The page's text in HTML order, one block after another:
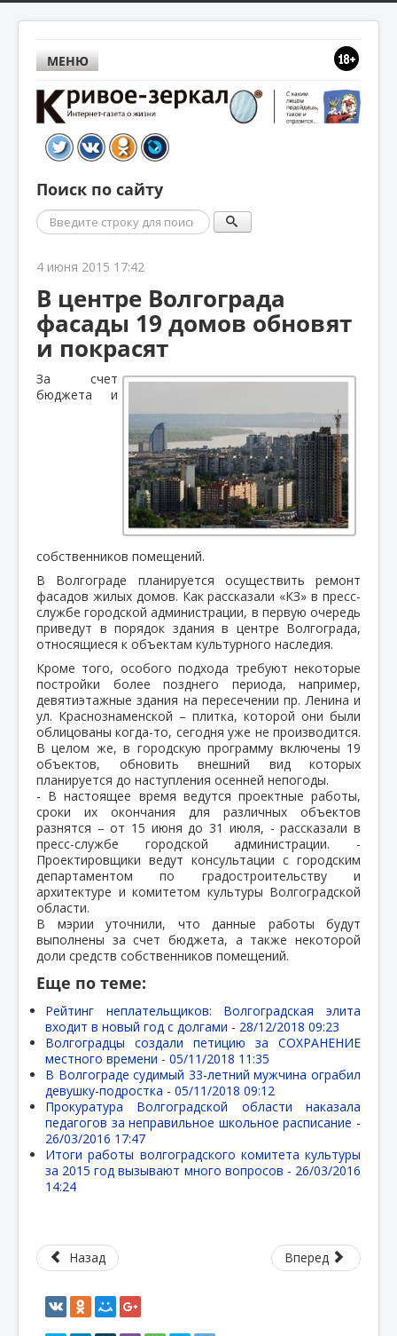
МЕНЮ
Поиск по сайту
Поиск
4 июня 2015 17:42
В центре Волгограда
фасады 19 домов обновят
и покрасят
За счет
бюджета и
собственников помещений.
В Волгограде планируется осуществить ремонт
фасадов жилых домов. Как рассказали «КЗ» в пресс-
службе городской администрации, в первую очередь
приведут в порядок здания в центре Волгограда,
относящиеся к объектам культурного наследия.
Кроме того, особого подхода требуют некоторые
постройки более позднего периода, например,
девятиэтажные здания на пересечении пр. Ленина и
ул. Краснознаменской – плитка, которой они были
облицованы когда-то, сегодня уже не производится.
В целом же, в городскую программу включены 19
объектов, обновить внешний вид которых
планируется до наступления осенней непогоды.
- В настоящее время ведутся проектные работы,
сроки их окончания для различных объектов
разнятся – от 15 июня до 31 июля, - рассказали в
пресс-службе городской администрации. -
Проектировщики ведут консультации с городским
департаментом по градостроительству и
архитектуре и комитетом культуры Волгоградской
области.
В мэрии уточнили, что данные работы будут
выполнены за счет бюджета, а также некоторой
доли средств собственников помещений.
Еще по теме:
Рейтинг неплательщиков: Волгоградская элита
входит в новый год с долгами - 28/12/2018 09:23
Волгоградцы создали петицию за СОХРАНЕНИЕ
местного времени - 05/11/2018 11:35
В Волгограде судимый 33-летний мужчина ограбил
девушку-подростка - 05/11/2018 09:12
Прокуратура Волгоградской области наказала
педагогов за неправильное школьное расписание -
26/03/2016 17:47
Итоги работы волгоградского комитета культуры
за 2015 год вызывают много вопросов - 26/03/2016
14:24
Назад Вперед